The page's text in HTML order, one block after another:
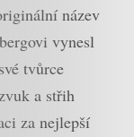
název
vynesl
tvůrce
a střih
za nejlepší